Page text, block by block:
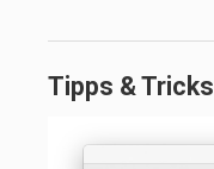
Tipps & Tricks